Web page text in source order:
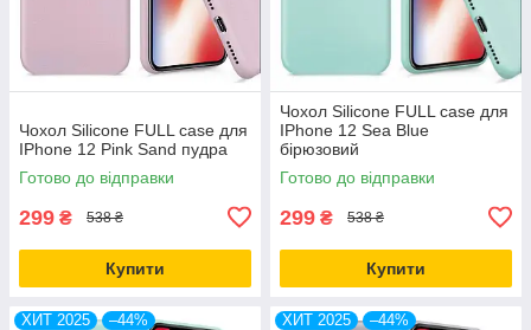
Чохол Silicone FULL case для
IPhone 12 Pink Sand пудра
Готово до відправки
299 ₴ 538 ₴
Купити
Чохол Silicone FULL case для
IPhone 12 Sea Blue
бірюзовий
Готово до відправки
299 ₴ 538 ₴
Купити
ХИТ 2025 –44% ХИТ 2025 –44%